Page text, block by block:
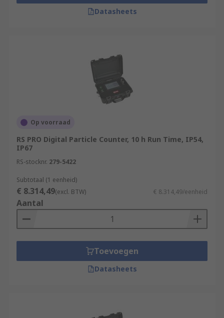
Datasheets
Op voorraad
RS PRO Digital Particle Counter, 10 h Run Time, IP54,
IP67
RS-stocknr. 279-5422
Subtotaal (1 eenheid)
€ 8.314,49(excl. BTW) € 8.314,49/eenheid
Aantal
Toevoegen
Datasheets